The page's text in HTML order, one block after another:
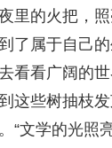
里的火把，
了属于自己
看看广阔的
这些树抽枝
“文学的光照